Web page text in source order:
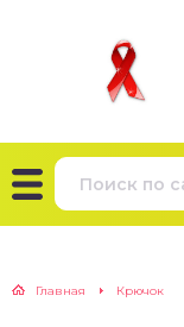
Главная Крючок